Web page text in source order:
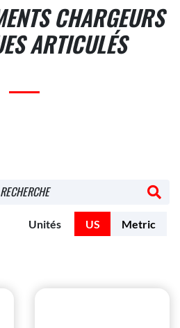
CHARGEURS
ARTICULÉS
RECHERCHE
Unités US Metric